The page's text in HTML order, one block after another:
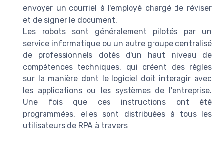
envoyer un courriel à l'employé chargé de réviser
et de signer le document.
Les robots sont généralement pilotés par un
service informatique ou un autre groupe centralisé
de professionnels dotés d'un haut niveau de
compétences techniques, qui créent des règles
sur la manière dont le logiciel doit interagir avec
les applications ou les systèmes de l'entreprise.
Une fois que ces instructions ont été
programmées, elles sont distribuées à tous les
utilisateurs de RPA à travers